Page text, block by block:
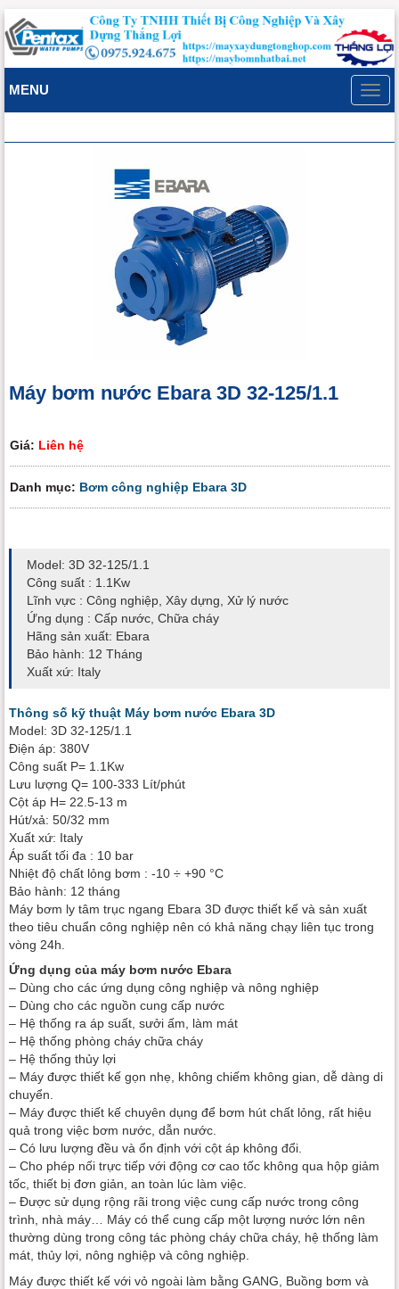
MENU
Máy bơm nước Ebara 3D 32-125/1.1
Giá: Liên hệ
Danh mục: Bơm công nghiệp Ebara 3D
Model: 3D 32-125/1.1
Công suất : 1.1Kw
Lĩnh vực : Công nghiệp, Xây dựng, Xử lý nước
Ứng dụng : Cấp nước, Chữa cháy
Hãng sản xuất: Ebara
Bảo hành: 12 Tháng
Xuất xứ: Italy
Thông số kỹ thuật Máy bơm nước Ebara 3D
Model: 3D 32-125/1.1
Điện áp: 380V
Công suất P= 1.1Kw
Lưu lượng Q= 100-333 Lít/phút
Cột áp H= 22.5-13 m
Hút/xả: 50/32 mm
Xuất xứ: Italy
Áp suất tối đa : 10 bar
Nhiệt độ chất lỏng bơm : -10 ÷ +90 °C
Bảo hành: 12 tháng
Máy bơm ly tâm trục ngang Ebara 3D được thiết kế và sản xuất
theo tiêu chuẩn công nghiệp nên có khả năng chạy liên tục trong
vòng 24h.
Ứng dụng của máy bơm nước Ebara
– Dùng cho các ứng dụng công nghiệp và nông nghiệp
– Dùng cho các nguồn cung cấp nước
– Hệ thống ra áp suất, sưởi ấm, làm mát
– Hệ thống phòng cháy chữa cháy
– Hệ thống thủy lợi
– Máy được thiết kế gọn nhẹ, không chiếm không gian, dễ dàng di
chuyển.
– Máy được thiết kế chuyên dụng để bơm hút chất lỏng, rất hiệu
quả trong việc bơm nước, dẫn nước.
– Có lưu lượng đều và ổn định với cột áp không đổi.
– Cho phép nối trực tiếp với động cơ cao tốc không qua hộp giảm
tốc, thiết bị đơn giản, an toàn lúc làm việc.
– Được sử dụng rộng rãi trong việc cung cấp nước trong công
trình, nhà máy… Máy có thể cung cấp một lượng nước lớn nên
thường dùng trong công tác phòng cháy chữa cháy, hệ thống làm
mát, thủy lợi, nông nghiệp và công nghiệp.
Máy được thiết kế với vỏ ngoài làm bằng GANG, Buồng bơm và